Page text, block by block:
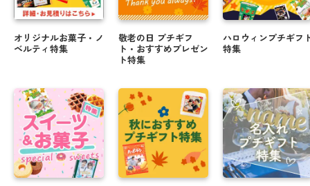
オリジナルお菓子・ノ
ベルティ特集
敬老の日 プチギフ
ト・おすすめプレゼン
ト特集
ハロウィンプチギフ
特集